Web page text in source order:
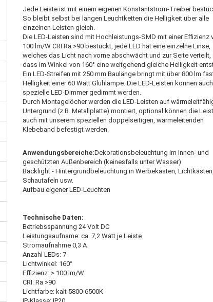
Jede Leiste ist mit einem eigenen Konstantstrom-Treiber
So bleibt selbst bei langen Leuchtketten die Helligkeit über alle
einzelnen Leisten gleich.
Die LED-Leisten sind mit Hochleistungs-SMD mit einer Effizienz
100 lm/W CRI Ra >90 bestückt, jede LED hat eine einzelne Linse,
welches das Licht nach vorne abschwächt und zur Seite verteilt,
dass im Winkel von 160° eine weitgehend gleiche Helligkeit
Ein LED-Streifen mit 250 mm Baulänge bringt mit über 800 lm
Helligkeit einer 60 Watt Glühlampe. Die LED-Leisten können auch
spezielle LED-Dimmer gedimmt werden.
Durch Montagelöcher werden die LED-Leisten auf
Untergrund (z.B. Metallplatte) montiert, optional können die
auch mit unserem speziellen doppelseitigen, wärmeleitenden
Klebeband befestigt werden.
Anwendungsbereiche:Dekorationsbeleuchtung im Innen- und
geschützten Außenbereich (keinesfalls unter Wasser)
Backlight - Hintergrundbeleuchtung in Werbekästen,
Schautafeln usw.
Aufbau eigener LED-Leuchten
Technische Daten:
Betriebsspannung 24 Volt DC
Leistungsaufname: ca. 7,2 Watt je Leiste
Stromaufnahme 0,3 A
Anzahl LEDs: 7
Lichtwinkel: 160°
Effizienz: > 100 lm/W
CRI: Ra >90
Lichtfarbe: kalt 5800-6500K